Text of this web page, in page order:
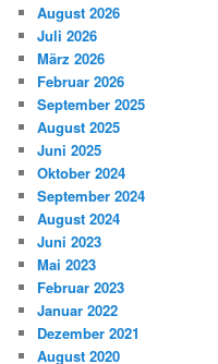
August 2026
Juli 2026
März 2026
Februar 2026
September 2025
August 2025
Juni 2025
Oktober 2024
September 2024
August 2024
Juni 2023
Mai 2023
Februar 2023
Januar 2022
Dezember 2021
August 2020